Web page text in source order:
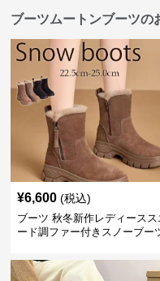
ブーツムートンブーツの
¥6,600 (税込)
ブーツ 秋冬新作レディースス
ード調ファー付きスノーブー